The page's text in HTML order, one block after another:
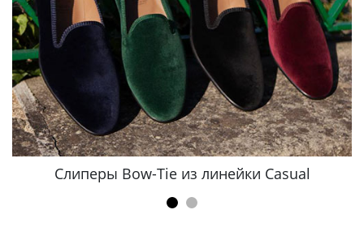
Слиперы Bow-Tie из линейки Casual